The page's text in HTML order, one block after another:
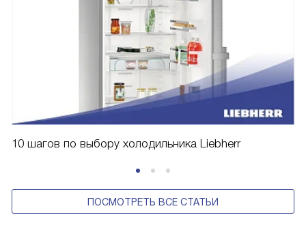
10 шагов по выбору холодильника Liebherr
ПОСМОТРЕТЬ ВСЕ СТАТЬИ